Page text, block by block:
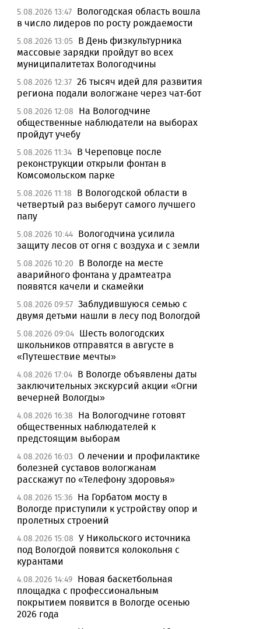
5.08.2026 13:47 Вологодская область вошла
в число лидеров по росту рождаемости
5.08.2026 13:05 В День физкультурника
массовые зарядки пройдут во всех
муниципалитетах Вологодчины
5.08.2026 12:37 26 тысяч идей для развития
региона подали вологжане через чат-бот
5.08.2026 12:08
На Вологодчине
общественные наблюдатели на выборах
пройдут учебу
5.08.2026 11:34 В Череповце после
реконструкции открыли фонтан в
Комсомольском парке
5.08.2026 11:18
В Вологодской области в
четвертый раз выберут самого лучшего
папу
5.08.2026 10:44 Вологодчина усилила
защиту лесов от огня с воздуха и с земли
5.08.2026 10:20
В Вологде на месте
аварийного фонтана у драмтеатра
появятся качели и скамейки
5.08.2026 09:57 Заблудившуюся семью с
двумя детьми нашли в лесу под Вологдой
5.08.2026 09:04 Шесть вологодских
школьников отправятся в августе в
«Путешествие мечты»
4.08.2026 17:04 В Вологде объявлены даты
заключительных экскурсий акции «Огни
вечерней Вологды»
4.08.2026 16:38
На Вологодчине готовят
общественных наблюдателей к
предстоящим выборам
4.08.2026 16:03 О лечении и профилактике
болезней суставов вологжанам
расскажут по «Телефону здоровья»
4.08.2026 15:36 На Горбатом мосту в
Вологде приступили к устройству опор и
пролетных строений
4.08.2026 15:08 У Никольского источника
под Вологдой появится колокольня с
курантами
4.08.2026 14:49 Новая баскетбольная
площадка с профессиональным
покрытием появится в Вологде осенью
2026 года